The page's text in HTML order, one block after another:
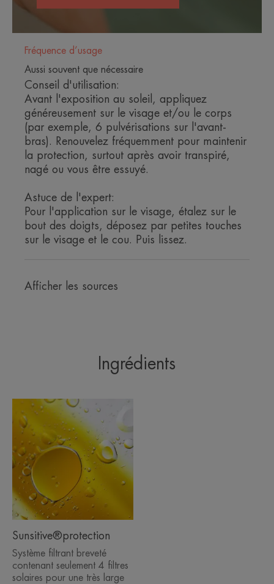
Fiche produit relative aux qualités et caractéristiques
Emballage ne contenant pas de matière recyclée
Emballage non recyclable
Mis à jour le : 06.08.26
Fréquence d’usage
Aussi souvent que nécessaire
Conseil d'utilisation:
Avant l'exposition au soleil, appliquez
généreusement sur le visage et/ou le corps
(par exemple, 6 pulvérisations sur l'avant-
bras). Renouvelez fréquemment pour maintenir
la protection, surtout après avoir transpiré,
nagé ou vous être essuyé.
Astuce de l'expert:
Pour l'application sur le visage, étalez sur le
bout des doigts, déposez par petites touches
sur le visage et le cou. Puis lissez.
Afficher les sources
Ingrédients
Sunsitive®protection
Système filtrant breveté
contenant seulement 4 filtres
solaires pour une très large